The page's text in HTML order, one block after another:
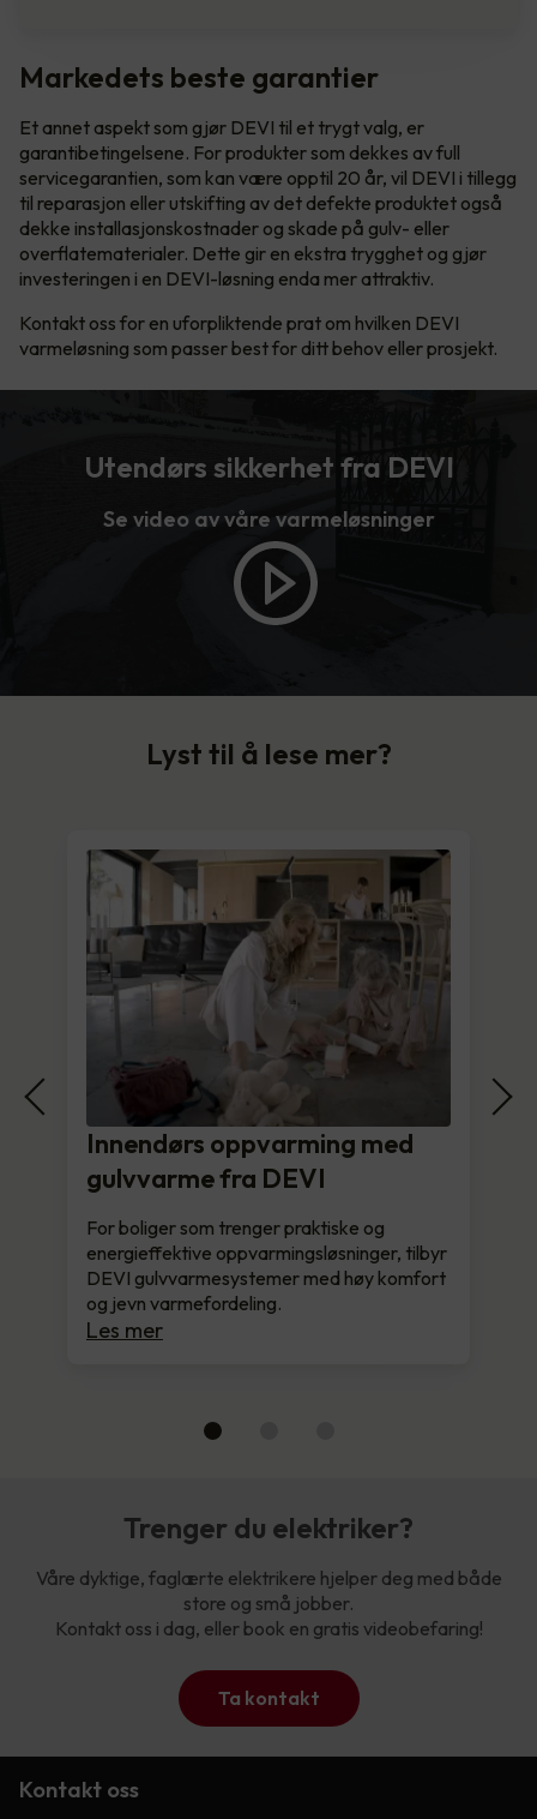
Markedets beste garantier
Et annet aspekt som gjør DEVI til et trygt valg, er
garantibetingelsene. For produkter som dekkes av full
servicegarantien, som kan være opptil 20 år, vil DEVI i tillegg
til reparasjon eller utskifting av det defekte produktet også
dekke installasjonskostnader og skade på gulv- eller
overflatematerialer. Dette gir en ekstra trygghet og gjør
investeringen i en DEVI-løsning enda mer attraktiv.
Kontakt oss for en uforpliktende prat om hvilken DEVI
varmeløsning som passer best for ditt behov eller prosjekt.
Utendørs sikkerhet fra DEVI
Se video av våre varmeløsninger
Lyst til å lese mer?
Innendørs oppvarming med
gulvvarme fra DEVI
For boliger som trenger praktiske og
energieffektive oppvarmingsløsninger, tilbyr
DEVI gulvvarmesystemer med høy komfort
og jevn varmefordeling.
Les mer
Trenger du elektriker?
Våre dyktige, faglærte elektrikere hjelper deg med både
store og små jobber.
Kontakt oss i dag, eller book en gratis videobefaring!
Ta kontakt
Kontakt oss